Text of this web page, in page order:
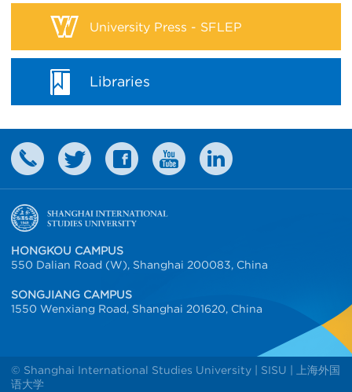
University Press - SFLEP
Libraries
HONGKOU CAMPUS
550 Dalian Road (W), Shanghai 200083, China
SONGJIANG CAMPUS
1550 Wenxiang Road, Shanghai 201620, China
© Shanghai International Studies University | SISU | 上海外国
语大学